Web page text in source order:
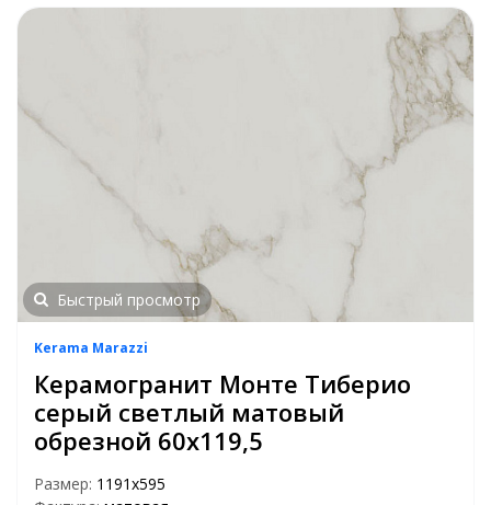
Быстрый просмотр
Kerama Marazzi
Керамогранит Монте Тиберио
серый светлый матовый
обрезной 60х119,5
Размер: 1191х595